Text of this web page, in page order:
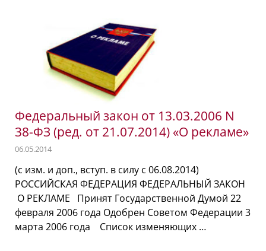
Федеральный закон от 13.03.2006 N
38-ФЗ (ред. от 21.07.2014) «О рекламе»
06.05.2014
(с изм. и доп., вступ. в силу с 06.08.2014)
РОССИЙСКАЯ ФЕДЕРАЦИЯ ФЕДЕРАЛЬНЫЙ ЗАКОН
О РЕКЛАМЕ Принят Государственной Думой 22
февраля 2006 года Одобрен Советом Федерации 3
марта 2006 года Список изменяющих …